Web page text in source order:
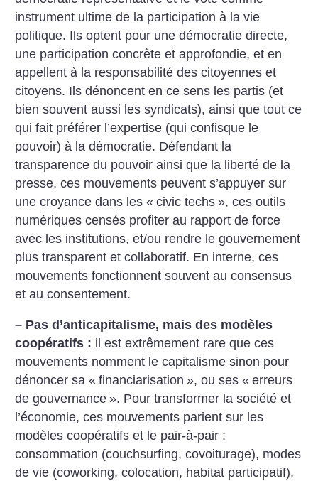
instrument ultime de la participation à la vie
politique. Ils optent pour une démocratie directe,
une participation concrète et approfondie, et en
appellent à la responsabilité des citoyennes et
citoyens. Ils dénoncent en ce sens les partis (et
bien souvent aussi les syndicats), ainsi que tout ce
qui fait préférer l’expertise (qui confisque le
pouvoir) à la démocratie. Défendant la
transparence du pouvoir ainsi que la liberté de la
presse, ces mouvements peuvent s’appuyer sur
une croyance dans les « civic techs », ces outils
numériques censés profiter au rapport de force
avec les institutions, et/ou rendre le gouvernement
plus transparent et collaboratif. En interne, ces
mouvements fonctionnent souvent au consensus
et au consentement.
– Pas d’anticapitalisme, mais des modèles
coopératifs : il est extrêmement rare que ces
mouvements nomment le capitalisme sinon pour
dénoncer sa « financiarisation », ou ses « erreurs
de gouvernance ». Pour transformer la société et
l’économie, ces mouvements parient sur les
modèles coopératifs et le pair-à-pair :
consommation (couchsurfing, covoiturage), modes
de vie (coworking, colocation, habitat participatif),